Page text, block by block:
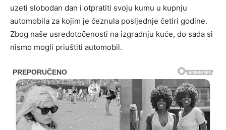
uzeti slobodan dan i otpratiti svoju kumu u kupnju
automobila za kojim je čeznula posljednje četiri godine.
Zbog naše usredotočenosti na izgradnju kuće, do sada si
nismo mogli priuštiti automobil.